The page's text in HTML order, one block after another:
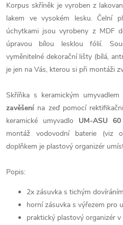
Korpus skříněk je vyroben z
lakem ve vysokém lesku. Čelní
úchytkami jsou vyrobeny z MDF
úpravou bílou lesklou fólií.
vyměnitelné dekorační lišty (bílá,
je jen na Vás, kterou si při montáži
Skříňka s keramickým
zavěšení na zeď pomocí
keramické umyvadlo UM-ASU 60
montáž vodovodní baterie (viz
doplňkem je plastový organizér
Popis:
2x zásuvka s tichým
horní zásuvka s výřezem pro
praktický plastový organizér